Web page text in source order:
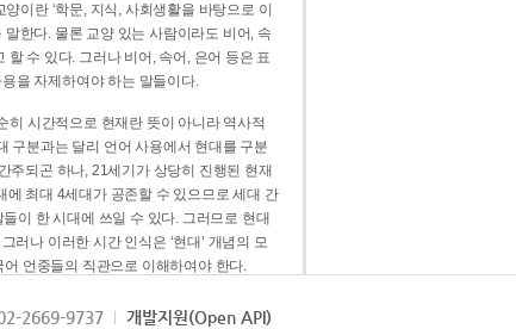
이란 ‘학문, 지식, 사회생활을 바탕으로 이
한다. 물론 교양 있는 사람이라도 비어, 속
수 있다. 그러나 비어, 속어, 은어 등은 표
을 자제하여야 하는 말들이다.
히 시간적으로 현재란 뜻이 아니라 역사적
구분과는 달리 언어 사용에서 현대를 구분
주되곤 하나, 21세기가 상당히 진행된 현재
최대 4세대가 공존할 수 있으므로 세대 간
이 한 시대에 쓰일 수 있다. 그러므로 현대
러나 이러한 시간 인식은 ‘현대’ 개념의 모
어 언중들의 직관으로 이해하여야 한다.
성격을 가장 크게 드러내 주는 기준이다.
2669-9737 개발지원(Open API)